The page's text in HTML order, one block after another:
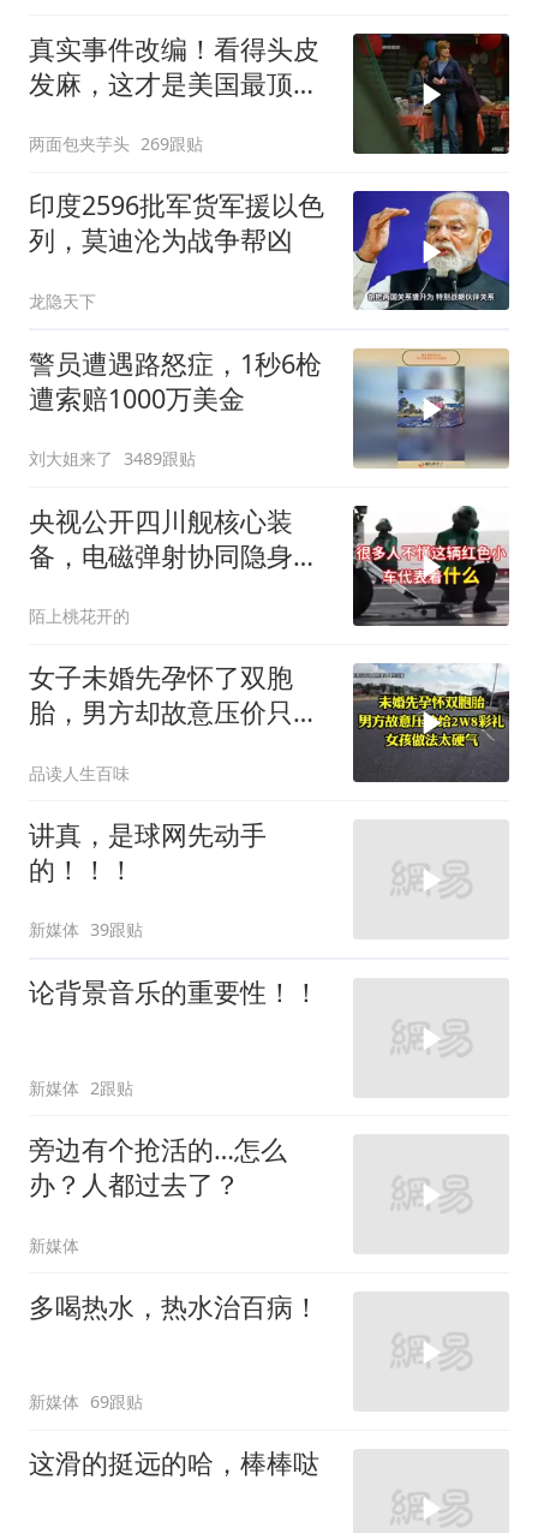
真实事件改编！看得头皮
发麻，这才是美国最顶级
两面包夹芋头 269跟贴
印度2596批军货军援以色
列，莫迪沦为战争帮凶
龙隐天下
警员遭遇路怒症，1秒6枪
遭索赔1000万美金
刘大姐来了 3489跟贴
央视公开四川舰核心装
备，电磁弹射协同隐身无
陌上桃花开的
女子未婚先孕怀了双胞
胎，男方却故意压价只给
品读人生百味
讲真，是球网先动手
的！！！
新媒体 39跟贴
论背景音乐的重要性！！
新媒体 2跟贴
旁边有个抢活的…怎么
办？人都过去了？
新媒体
多喝热水，热水治百病！
新媒体 69跟贴
这滑的挺远的哈，棒棒哒